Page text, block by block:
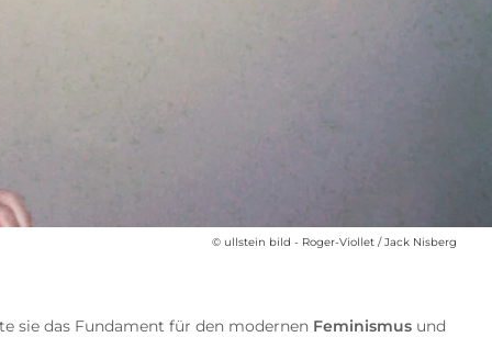
© ullstein bild - Roger-Viollet / Jack Nisberg
sie das Fundament für den modernen Feminismus und